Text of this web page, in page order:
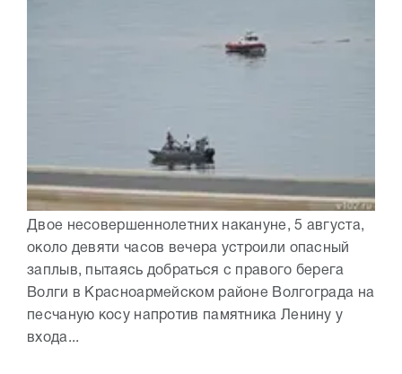
Двое несовершеннолетних накануне, 5 августа,
около девяти часов вечера устроили опасный
заплыв, пытаясь добраться с правого берега
Волги в Красноармейском районе Волгограда на
песчаную косу напротив памятника Ленину у
входа...